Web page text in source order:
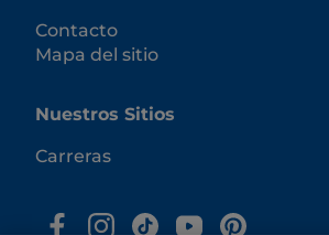
Contacto
Mapa del sitio
Nuestros Sitios
Carreras